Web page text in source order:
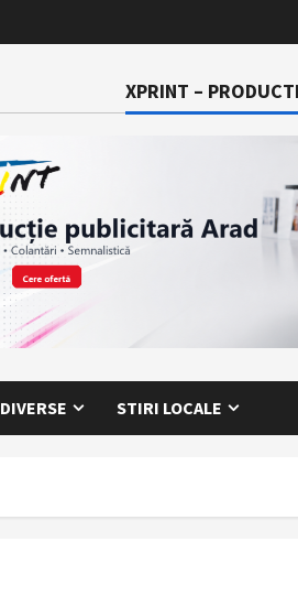
XPRINT –
DIVERSE STIRI LOCALE